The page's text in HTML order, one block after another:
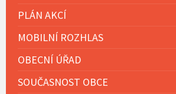
PLÁN AKCÍ
MOBILNÍ ROZHLAS
OBECNÍ ÚŘAD
SOUČASNOST OBCE